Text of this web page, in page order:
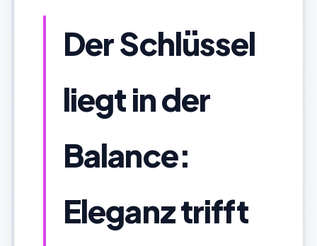
Der Schlüssel
liegt in der
Balance:
Eleganz trifft